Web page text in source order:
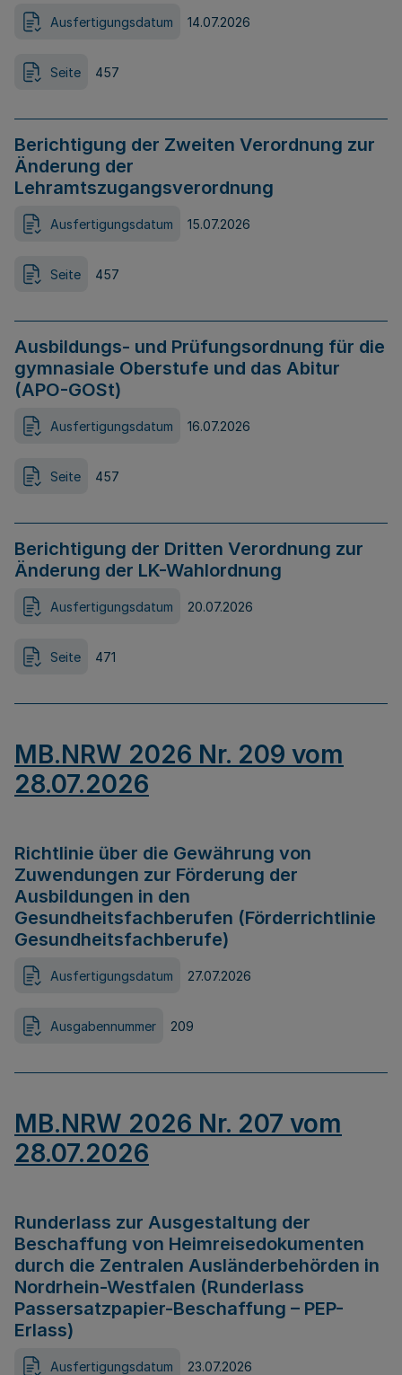
Ausfertigungsdatum 14.07.2026
Seite 457
Berichtigung der Zweiten Verordnung zur
Änderung der
Lehramtszugangsverordnung
Ausfertigungsdatum 15.07.2026
Seite 457
Ausbildungs- und Prüfungsordnung für die
gymnasiale Oberstufe und das Abitur
(APO-GOSt)
Ausfertigungsdatum 16.07.2026
Seite 457
Berichtigung der Dritten Verordnung zur
Änderung der LK-Wahlordnung
Ausfertigungsdatum 20.07.2026
Seite 471
MB.NRW 2026 Nr. 209 vom
28.07.2026
Richtlinie über die Gewährung von
Zuwendungen zur Förderung der
Ausbildungen in den
Gesundheitsfachberufen (Förderrichtlinie
Gesundheitsfachberufe)
Ausfertigungsdatum 27.07.2026
Ausgabennummer 209
MB.NRW 2026 Nr. 207 vom
28.07.2026
Runderlass zur Ausgestaltung der
Beschaffung von Heimreisedokumenten
durch die Zentralen Ausländerbehörden in
Nordrhein-Westfalen (Runderlass
Passersatzpapier-Beschaffung – PEP-
Erlass)
Ausfertigungsdatum 23.07.2026